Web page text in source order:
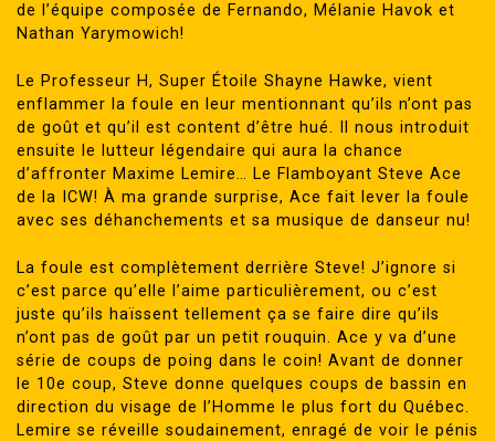
de l’équipe composée de Fernando, Mélanie Havok et
Nathan Yarymowich!
Le Professeur H, Super Étoile Shayne Hawke, vient
enflammer la foule en leur mentionnant qu’ils n’ont pas
de goût et qu’il est content d’être hué. Il nous introduit
ensuite le lutteur légendaire qui aura la chance
d’affronter Maxime Lemire… Le Flamboyant Steve Ace
de la ICW! À ma grande surprise, Ace fait lever la foule
avec ses déhanchements et sa musique de danseur nu!
La foule est complètement derrière Steve! J’ignore si
c’est parce qu’elle l’aime particulièrement, ou c’est
juste qu’ils haïssent tellement ça se faire dire qu’ils
n’ont pas de goût par un petit rouquin. Ace y va d’une
série de coups de poing dans le coin! Avant de donner
le 10e coup, Steve donne quelques coups de bassin en
direction du visage de l’Homme le plus fort du Québec.
Lemire se réveille soudainement, enragé de voir le pénis